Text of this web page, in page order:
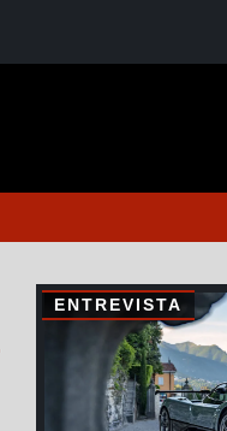
ENTREVISTA